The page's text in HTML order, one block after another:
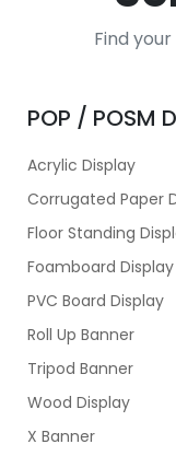
Find
POP / POSM
Acrylic Display
Corrugated Paper
Floor Standing
Foamboard Display
PVC Board Display
Roll Up Banner
Tripod Banner
Wood Display
X Banner